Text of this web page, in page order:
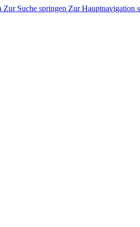
Zur Suche springen Zur Hauptnavigation